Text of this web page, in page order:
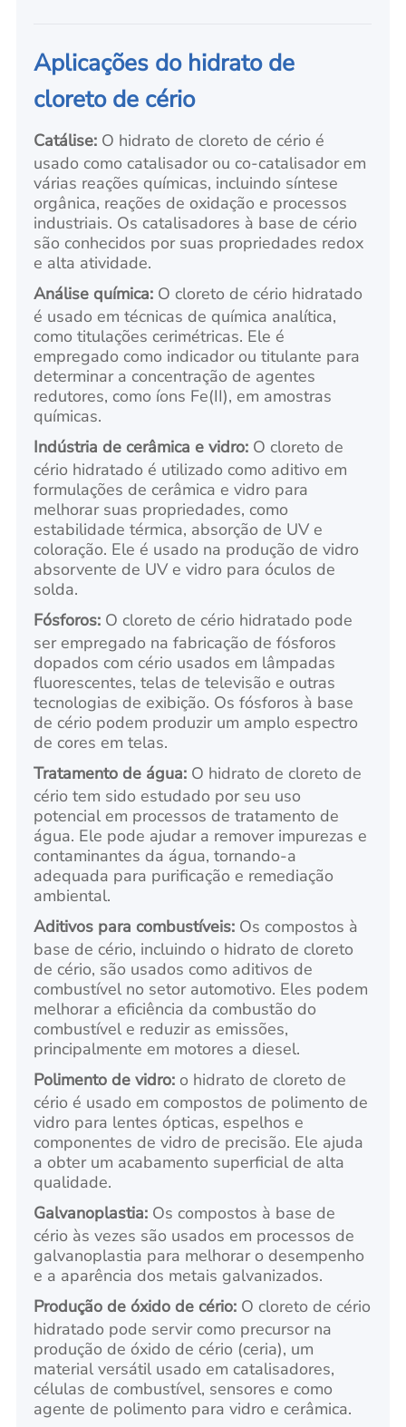
Aplicações do hidrato de
cloreto de cério
Catálise: O hidrato de cloreto de cério é
usado como catalisador ou co-catalisador em
várias reações químicas, incluindo síntese
orgânica, reações de oxidação e processos
industriais. Os catalisadores à base de cério
são conhecidos por suas propriedades redox
e alta atividade.
Análise química: O cloreto de cério hidratado
é usado em técnicas de química analítica,
como titulações cerimétricas. Ele é
empregado como indicador ou titulante para
determinar a concentração de agentes
redutores, como íons Fe(II), em amostras
químicas.
Indústria de cerâmica e vidro: O cloreto de
cério hidratado é utilizado como aditivo em
formulações de cerâmica e vidro para
melhorar suas propriedades, como
estabilidade térmica, absorção de UV e
coloração. Ele é usado na produção de vidro
absorvente de UV e vidro para óculos de
solda.
Fósforos: O cloreto de cério hidratado pode
ser empregado na fabricação de fósforos
dopados com cério usados em lâmpadas
fluorescentes, telas de televisão e outras
tecnologias de exibição. Os fósforos à base
de cério podem produzir um amplo espectro
de cores em telas.
Tratamento de água: O hidrato de cloreto de
cério tem sido estudado por seu uso
potencial em processos de tratamento de
água. Ele pode ajudar a remover impurezas e
contaminantes da água, tornando-a
adequada para purificação e remediação
ambiental.
Aditivos para combustíveis: Os compostos à
base de cério, incluindo o hidrato de cloreto
de cério, são usados como aditivos de
combustível no setor automotivo. Eles podem
melhorar a eficiência da combustão do
combustível e reduzir as emissões,
principalmente em motores a diesel.
Polimento de vidro: o hidrato de cloreto de
cério é usado em compostos de polimento de
vidro para lentes ópticas, espelhos e
componentes de vidro de precisão. Ele ajuda
a obter um acabamento superficial de alta
qualidade.
Galvanoplastia: Os compostos à base de
cério às vezes são usados em processos de
galvanoplastia para melhorar o desempenho
e a aparência dos metais galvanizados.
Produção de óxido de cério: O cloreto de cério
hidratado pode servir como precursor na
produção de óxido de cério (ceria), um
material versátil usado em catalisadores,
células de combustível, sensores e como
agente de polimento para vidro e cerâmica.